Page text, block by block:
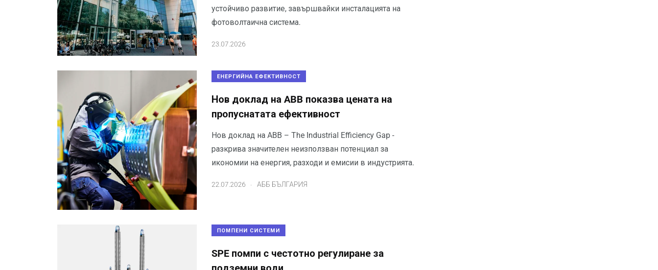
устойчиво развитие, завършвайки инсталацията на
фотоволтаична система.
23.07.2026
ЕНЕРГИЙНА ЕФЕКТИВНОСТ
Нов доклад на ABB показва цената на
пропуснатата ефективност
Нов доклад на ABB – The Industrial Efficiency Gap -
разкрива значителен неизползван потенциал за
икономии на енергия, разходи и емисии в индустрията.
22.07.2026 АББ БЪЛГАРИЯ
ПОМПЕНИ СИСТЕМИ
SPE помпи с честотно регулиране за